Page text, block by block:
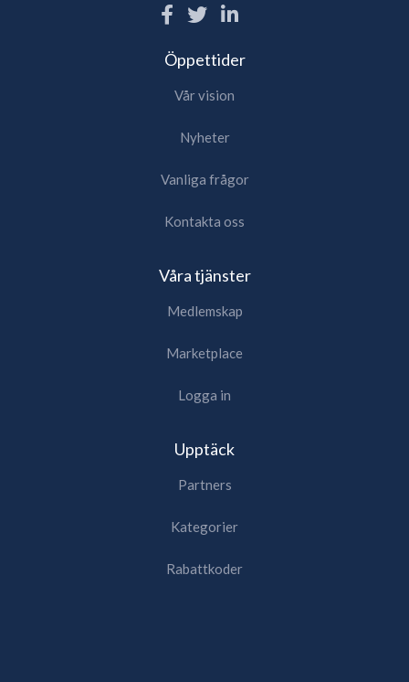
Öppettider
Vår vision
Nyheter
Vanliga frågor
Kontakta oss
Våra tjänster
Medlemskap
Marketplace
Logga in
Upptäck
Partners
Kategorier
Rabattkoder